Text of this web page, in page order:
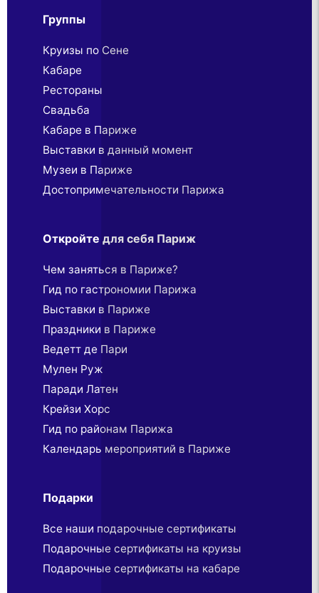
Группы
Круизы по Сене
Кабаре
Рестораны
Свадьба
Кабаре в Париже
Выставки в данный момент
Музеи в Париже
Достопримечательности Парижа
Откройте для себя Париж
Чем заняться в Париже?
Гид по гастрономии Парижа
Выставки в Париже
Праздники в Париже
Ведетт де Пари
Мулен Руж
Паради Латен
Крейзи Хорс
Гид по районам Парижа
Календарь мероприятий в Париже
Подарки
Все наши подарочные сертификаты
Подарочные сертификаты на круизы
Подарочные сертификаты на кабаре